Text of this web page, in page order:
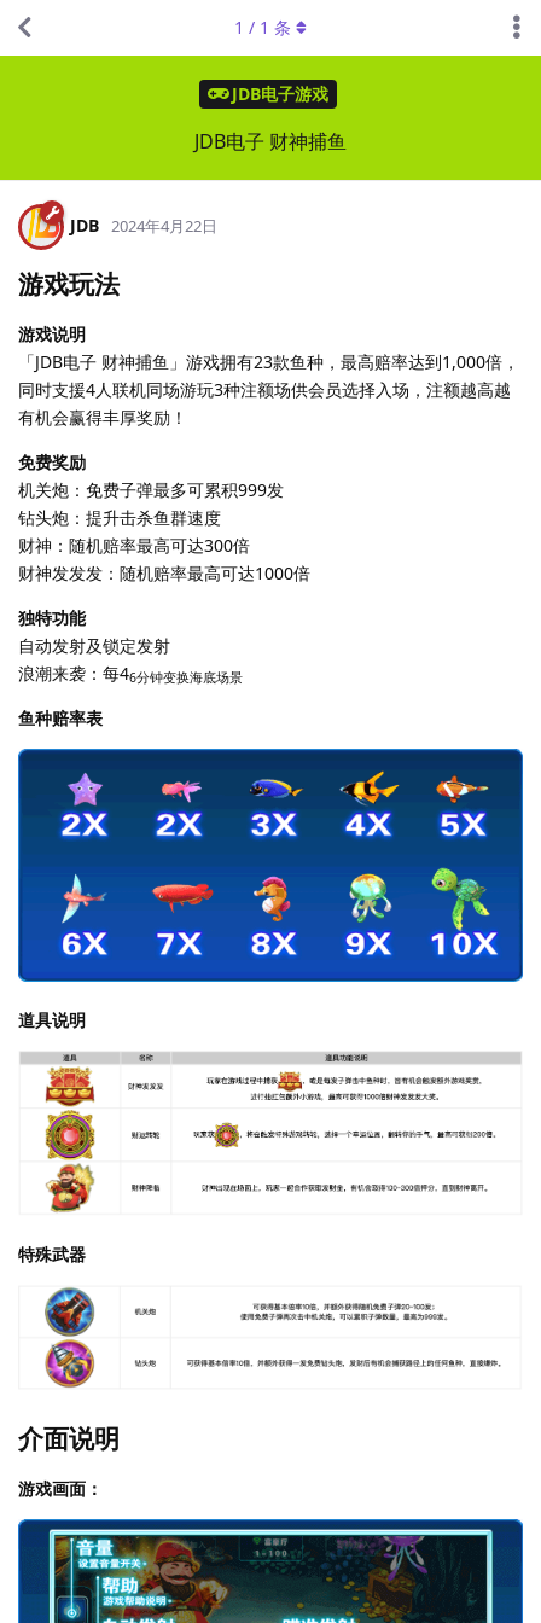
JDB电子游戏
JDB电子 财神捕鱼
1 / 1 条
JDB 2024年4月22日
游戏玩法
游戏说明
「JDB电子 财神捕鱼」游戏拥有23款鱼种，最高赔率达到1,000倍，
同时支援4人联机同场游玩3种注额场供会员选择入场，注额越高越
有机会赢得丰厚奖励！
免费奖励
机关炮：免费子弹最多可累积999发
钻头炮：提升击杀鱼群速度
财神：随机赔率最高可达300倍
财神发发发：随机赔率最高可达1000倍
独特功能
自动发射及锁定发射
浪潮来袭：每46分钟变换海底场景
鱼种赔率表
道具说明
特殊武器
介面说明
游戏画面：